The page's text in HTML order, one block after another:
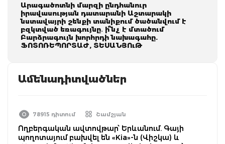
Արագածոտնի մարզի ընդհանուր
իրավասության դատարանի Աշտարակի
նստավայրի շենքի տանիքում ծածանվում է
բզկտված եռագույնը․ ի՞նչ է մտածում
Բարձրագույն խորհրդի նախագահը.
ՖՈՏՈՌԵՊՈՐՏԱԺ, ՏԵՍԱՆՅՈւԹ
Ամենադիտվածներ
78915 դիտում Շամշյան
Ողբերգական ավտովթար՝ Երևանում. Գայի
պողոտայում բախվել են «Kia»-ն (Վիշկա) և